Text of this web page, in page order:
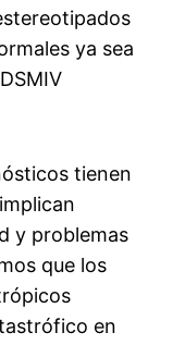
ya sea
tienen
y problemas
que los
en